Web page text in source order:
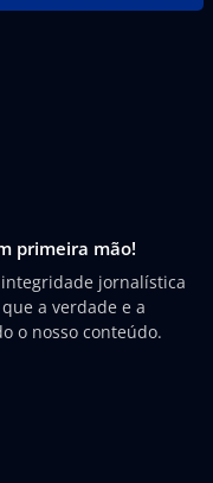
primeira mão!
jornalística
a verdade e a
o nosso conteúdo.